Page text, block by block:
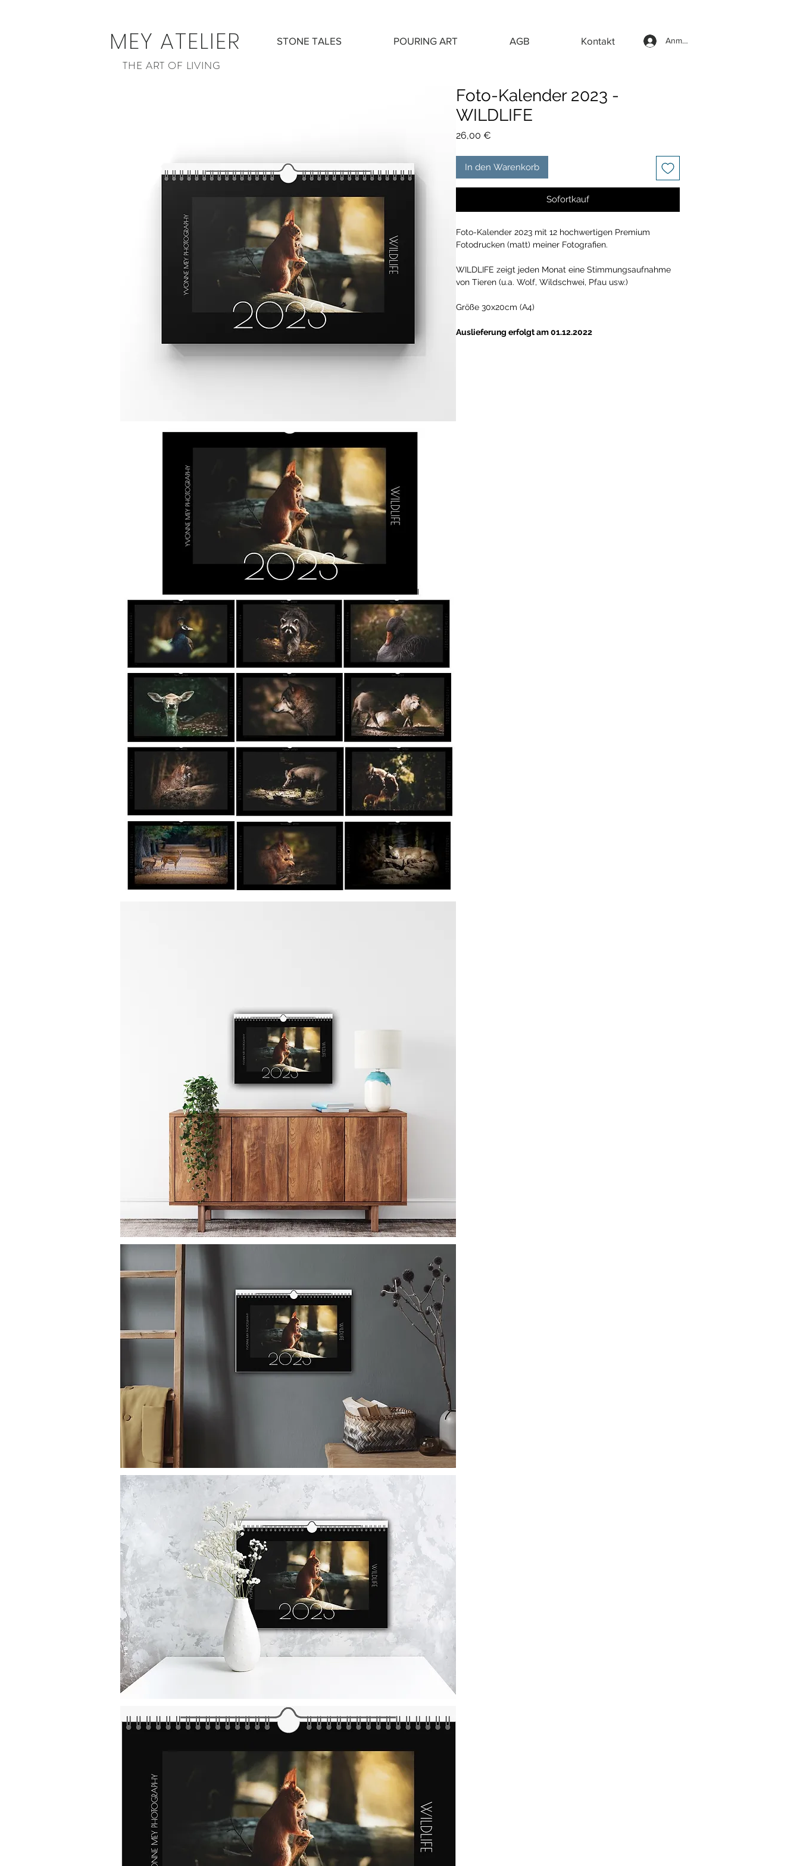
MEY ATELIER
THE ART OF LIVING
STONE TALES POURING ART AGB Kontakt Anmelden
Foto-Kalender 2023 -
WILDLIFE
26,00 €
In den Warenkorb
Sofortkauf
Foto-Kalender 2023 mit 12 hochwertigen Premium
Fotodrucken (matt) meiner Fotografien.
WILDLIFE zeigt jeden Monat eine Stimmungsaufnahme
von Tieren (u.a. Wolf, Wildschwei, Pfau usw.)
Größe 30x20cm (A4)
Auslieferung erfolgt am 01.12.2022